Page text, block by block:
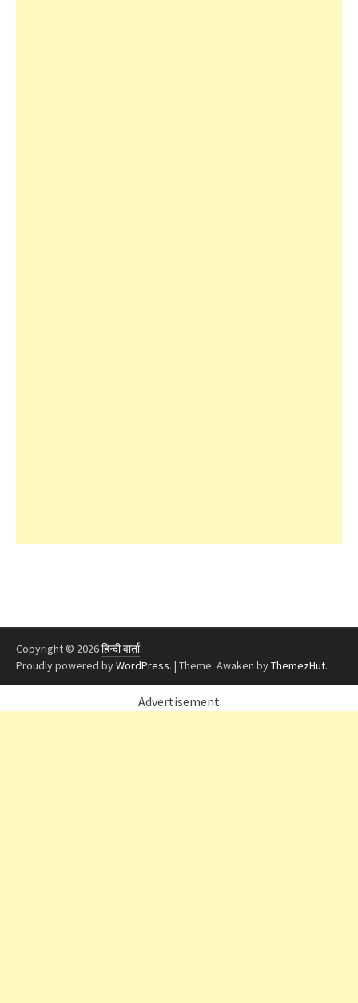
Copyright © 2026हिन्दी वार्ता.
Proudly powered byWordPress. | Theme: Awaken byThemezHut.
Advertisement